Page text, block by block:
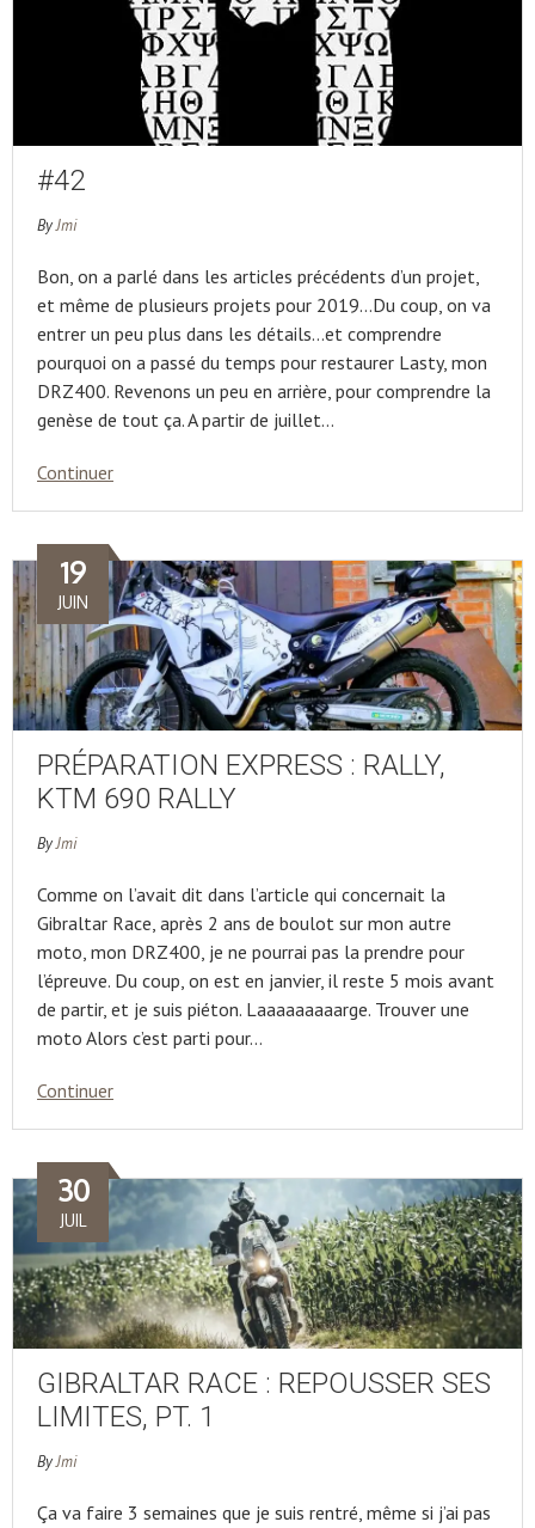
#42
ByJmi
Bon, on a parlé dans les articles précédents d’un projet,
et même de plusieurs projets pour 2019…Du coup, on va
entrer un peu plus dans les détails…et comprendre
pourquoi on a passé du temps pour restaurer Lasty, mon
DRZ400. Revenons un peu en arrière, pour comprendre la
genèse de tout ça. A partir de juillet…
Continuer
PRÉPARATION EXPRESS : RALLY,
KTM 690 RALLY
19
JUIN
ByJmi
Comme on l’avait dit dans l’article qui concernait la
Gibraltar Race, après 2 ans de boulot sur mon autre
moto, mon DRZ400, je ne pourrai pas la prendre pour
l’épreuve. Du coup, on est en janvier, il reste 5 mois avant
de partir, et je suis piéton. Laaaaaaaaarge. Trouver une
moto Alors c’est parti pour…
Continuer
GIBRALTAR RACE : REPOUSSER SES
LIMITES, PT. 1
30
JUIL
ByJmi
Ça va faire 3 semaines que je suis rentré, même si j’ai pas